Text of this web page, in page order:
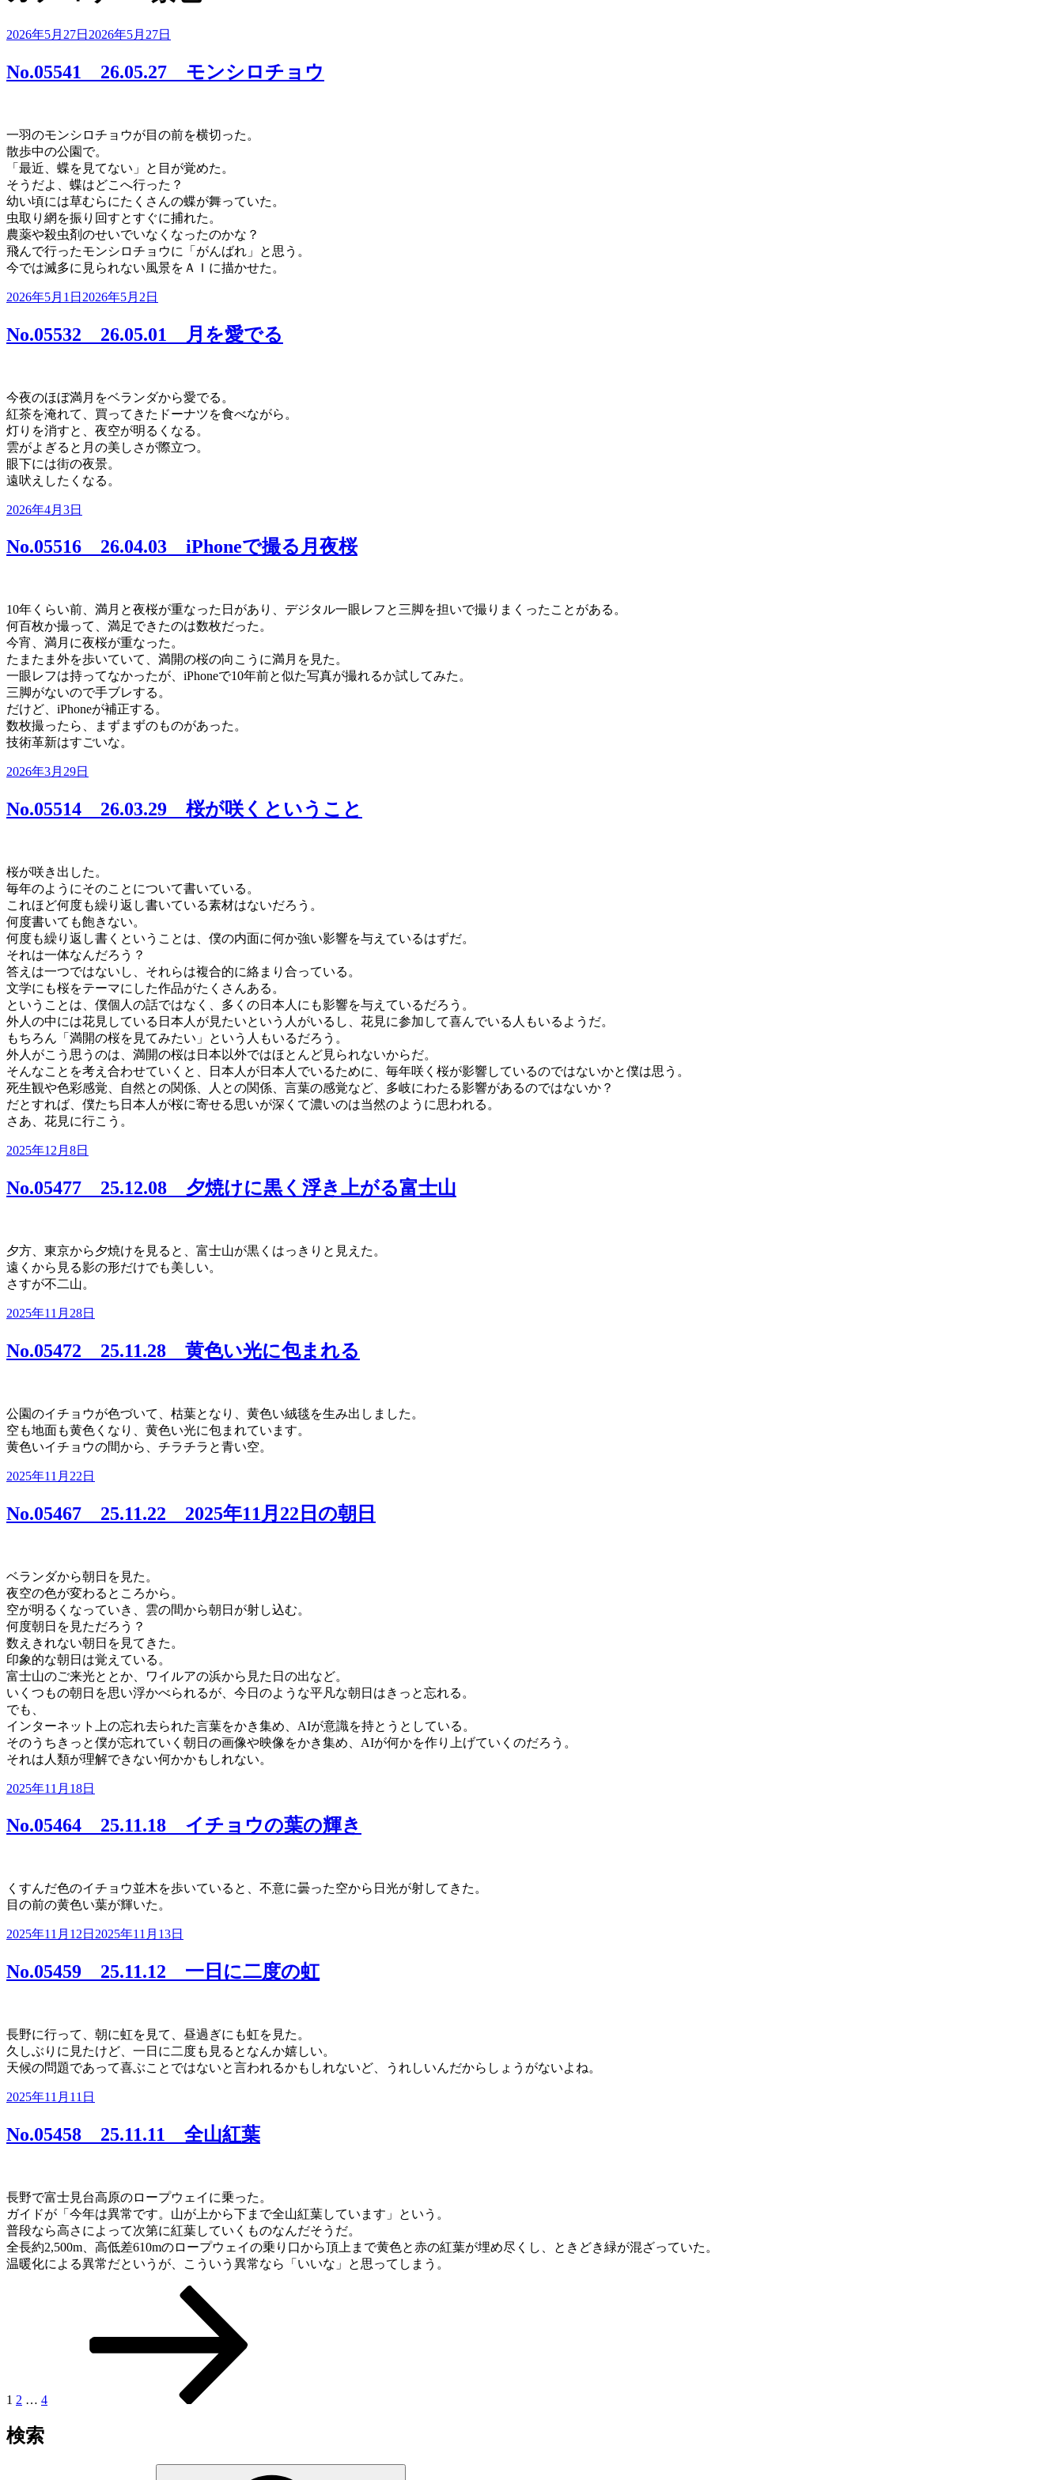
投
日:
2026年5月27日 2026年5月27日
No.05541 26.05.27 モンシロチョウ
一羽のモンシロチョウが目の前を横切った。
散歩中の公園で。
「最近、蝶を見てない」と目が覚めた。
そうだよ、蝶はどこへ行った？
幼い頃には草むらにたくさんの蝶が舞っていた。
虫取り網を振り回すとすぐに捕れた。
農薬や殺虫剤のせいでいなくなったのかな？
飛んで行ったモンシロチョウに「がんばれ」と思う。
今では滅多に見られない風景をＡＩに描かせた。
投
日:
2026年5月1日 2026年5月2日
No.05532 26.05.01 月を愛でる
今夜のほぼ満月をベランダから愛でる。
紅茶を淹れて、買ってきたドーナツを食べながら。
灯りを消すと、夜空が明るくなる。
雲がよぎると月の美しさが際立つ。
眼下には街の夜景。
遠吠えしたくなる。
投
日:
2026年4月3日
No.05516 26.04.03 iPhoneで撮る月夜桜
10年くらい前、満月と夜桜が重なった日があり、デジタル一眼レフと三脚を担いで撮りまくったことがある。
何百枚か撮って、満足できたのは数枚だった。
今宵、満月に夜桜が重なった。
たまたま外を歩いていて、満開の桜の向こうに満月を見た。
一眼レフは持ってなかったが、iPhoneで10年前と似た写真が撮れるか試してみた。
三脚がないので手ブレする。
だけど、iPhoneが補正する。
数枚撮ったら、まずまずのものがあった。
技術革新はすごいな。
投
日:
2026年3月29日
No.05514 26.03.29 桜が咲くということ
桜が咲き出した。
毎年のようにそのことについて書いている。
これほど何度も繰り返し書いている素材はないだろう。
何度書いても飽きない。
何度も繰り返し書くということは、僕の内面に何か強い影響を与えているはずだ。
それは一体なんだろう？
答えは一つではないし、それらは複合的に絡まり合っている。
文学にも桜をテーマにした作品がたくさんある。
ということは、僕個人の話ではなく、多くの日本人にも影響を与えているだろう。
外人の中には花見している日本人が見たいという人がいるし、花見に参加して喜んでいる人もいるようだ。
もちろん「満開の桜を見てみたい」という人もいるだろう。
外人がこう思うのは、満開の桜は日本以外ではほとんど見られないからだ。
そんなことを考え合わせていくと、日本人が日本人でいるために、毎年咲く桜が影響しているのではないかと僕は思う。
死生観や色彩感覚、自然との関係、人との関係、言葉の感覚など、多岐にわたる影響があるのではないか？
だとすれば、僕たち日本人が桜に寄せる思いが深くて濃いのは当然のように思われる。
さあ、花見に行こう。
投
日:
2025年12月8日
No.05477 25.12.08 夕焼けに黒く浮き上がる富士山
夕方、東京から夕焼けを見ると、富士山が黒くはっきりと見えた。
遠くから見る影の形だけでも美しい。
さすが不二山。
投
日:
2025年11月28日
No.05472 25.11.28 黄色い光に包まれる
公園のイチョウが色づいて、枯葉となり、黄色い絨毯を生み出しました。
空も地面も黄色くなり、黄色い光に包まれています。
黄色いイチョウの間から、チラチラと青い空。
投
日:
2025年11月22日
No.05467 25.11.22 2025年11月22日の朝日
ベランダから朝日を見た。
夜空の色が変わるところから。
空が明るくなっていき、雲の間から朝日が射し込む。
何度朝日を見ただろう？
数えきれない朝日を見てきた。
印象的な朝日は覚えている。
富士山のご来光ととか、ワイルアの浜から見た日の出など。
いくつもの朝日を思い浮かべられるが、今日のような平凡な朝日はきっと忘れる。
でも、
インターネット上の忘れ去られた言葉をかき集め、AIが意識を持とうとしている。
そのうちきっと僕が忘れていく朝日の画像や映像をかき集め、AIが何かを作り上げていくのだろう。
それは人類が理解できない何かかもしれない。
投
日:
2025年11月18日
No.05464 25.11.18 イチョウの葉の輝き
くすんだ色のイチョウ並木を歩いていると、不意に曇った空から日光が射してきた。
目の前の黄色い葉が輝いた。
投
日:
2025年11月12日 2025年11月13日
No.05459 25.11.12 一日に二度の虹
長野に行って、朝に虹を見て、昼過ぎにも虹を見た。
久しぶりに見たけど、一日に二度も見るとなんか嬉しい。
天候の問題であって喜ぶことではないと言われるかもしれないど、うれしいんだからしょうがないよね。
投
日:
2025年11月11日
No.05458 25.11.11 全山紅葉
長野で富士見台高原のロープウェイに乗った。
ガイドが「今年は異常です。山が上から下まで全山紅葉しています」という。
普段なら高さによって次第に紅葉していくものなんだそうだ。
全長約2,500m、高低差610mのロープウェイの乗り口から頂上まで黄色と赤の紅葉が埋め尽くし、ときどき緑が混ざっていた。
温暖化による異常だというが、こういう異常なら「いいな」と思ってしまう。
ー
ジ
送
1 2 … 4
検索